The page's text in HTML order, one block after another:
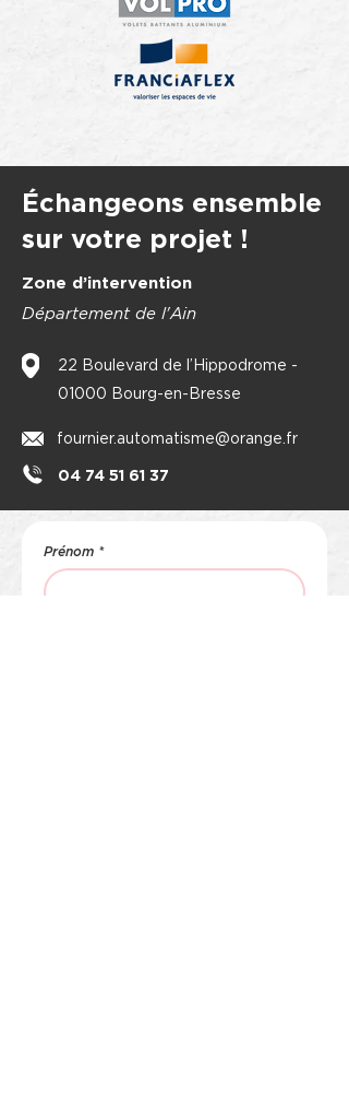
Échangeons ensemble
sur votre projet !
Zone d’intervention
Département de l'Ain
22 Boulevard de l’Hippodrome -
01000 Bourg-en-Bresse
fournier.automatisme@orange.fr
04 74 51 61 37
Prénom *